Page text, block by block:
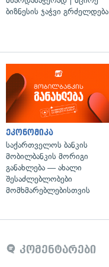
ბიზნესის ჯაჭვი გრძელდება
ეკონომიკა
საქართველოს ბანკის
მობილბანკის მორიგი
განახლება — ახალი
შესაძლებლობები
მომხმარებლებისთვის
კომენტარები